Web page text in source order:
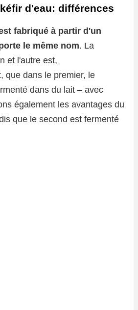
d'eau: différences
fabriqué à partir d'un
le même nom. La
et l'autre est,
que dans le premier, le
dans du lait – avec
également les avantages du
que le second est fermenté